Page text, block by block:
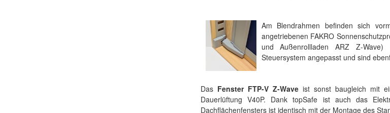
Am Blendrahmen befinden sich
angetriebenen FAKRO
und Außenrollladen ARZ Z-
Steuersystem angepasst und sind
Das Fenster FTP-V Z-Waveist sonst baugleich mit
Dauerlüftung V40P. Dank topSafe ist auch das
Dachflächenfensters ist identisch mit der Montage des